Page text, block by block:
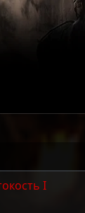
I